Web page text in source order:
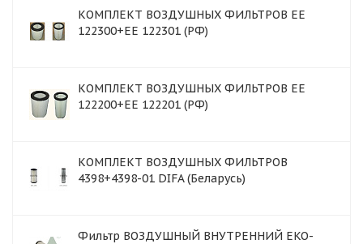
КОМПЛЕКТ ВОЗДУШНЫХ ФИЛЬТРОВ EE
122300+EE 122301 (РФ)
КОМПЛЕКТ ВОЗДУШНЫХ ФИЛЬТРОВ ЕЕ
122200+EE 122201 (РФ)
КОМПЛЕКТ ВОЗДУШНЫХ ФИЛЬТРОВ
4398+4398-01 DIFA (Беларусь)
Фильтр ВОЗДУШНЫЙ ВНУТРЕННИЙ EKO-